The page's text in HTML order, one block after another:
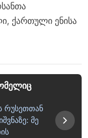
ქართული ენისა
რუსეთთან
მე